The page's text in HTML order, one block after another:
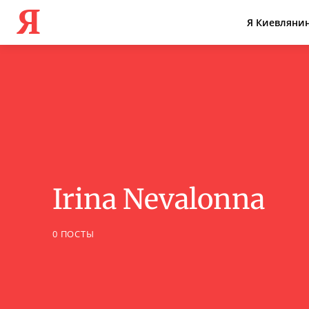
Я Я
Irina Nevalonna
0 ПОСТЫ